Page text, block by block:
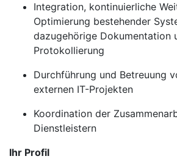
Integration, kontinuierliche
Optimierung bestehender
dazugehörige Dokumentation
Protokollierung
Durchführung und Betreuung
externen IT-Projekten
Koordination der
Dienstleistern
Ihr Profil